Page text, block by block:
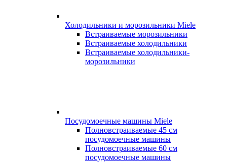
Холодильники и морозильники Miele
Встраиваемые морозильники
Встраиваемые холодильники
Встраиваемые холодильники-
морозильники
Посудомоечные машины Miele
Полновстраиваемые 45 см
посудомоечные машины
Полновстраиваемые 60 см
посудомоечные машины